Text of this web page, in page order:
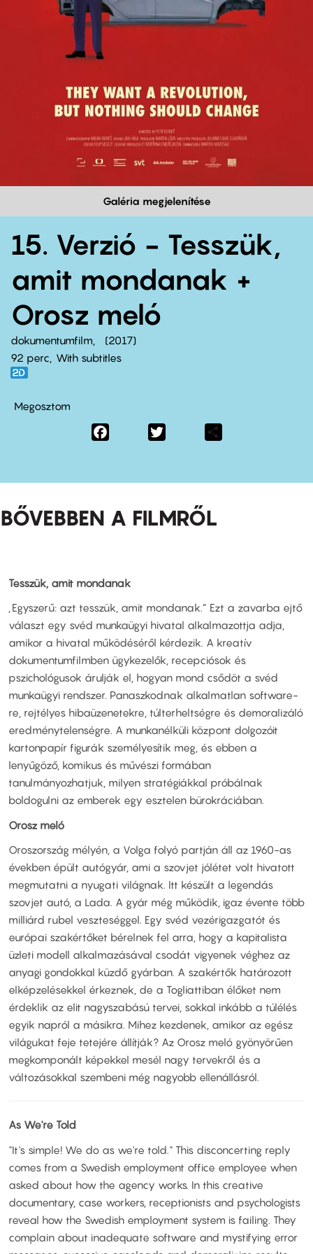
Galéria megjelenítése
15. Verzió - Tesszük,
amit mondanak +
Orosz meló
dokumentumfilm
2017
92 perc,
With subtitles
Megosztom
Facebook
BŐVEBBEN A FILMRŐL
Tesszük, amit mondanak
„Egyszerű: azt tesszük, amit mondanak.” Ezt a zavarba ejtő
választ egy svéd munkaügyi hivatal alkalmazottja adja,
amikor a hivatal működéséről kérdezik. A kreatív
dokumentumfilmben ügykezelők, recepciósok és
pszichológusok árulják el, hogyan mond csődöt a svéd
munkaügyi rendszer. Panaszkodnak alkalmatlan software-
re, rejtélyes hibaüzenetekre, túlterheltségre és demoralizáló
eredménytelenségre. A munkanélküli központ dolgozóit
kartonpapír figurák személyesítik meg, és ebben a
lenyűgöző, komikus és művészi formában
tanulmányozhatjuk, milyen stratégiákkal próbálnak
boldogulni az emberek egy esztelen bürokráciában.
Orosz meló
Oroszország mélyén, a Volga folyó partján áll az 1960-as
években épült autógyár, ami a szovjet jólétet volt hivatott
megmutatni a nyugati világnak. Itt készült a legendás
szovjet autó, a Lada. A gyár még működik, igaz évente több
milliárd rubel veszteséggel. Egy svéd vezérigazgatót és
európai szakértőket bérelnek fel arra, hogy a kapitalista
üzleti modell alkalmazásával csodát vigyenek véghez az
anyagi gondokkal küzdő gyárban. A szakértők határozott
elképzelésekkel érkeznek, de a Togliattiban élőket nem
érdeklik az elit nagyszabású tervei, sokkal inkább a túlélés
egyik napról a másikra. Mihez kezdenek, amikor az egész
világukat feje tetejére állítják? Az Orosz meló gyönyörűen
megkomponált képekkel mesél nagy tervekről és a
változásokkal szembeni még nagyobb ellenállásról.
As We're Told
"It's simple! We do as we're told." This disconcerting reply
comes from a Swedish employment office employee when
asked about how the agency works. In this creative
documentary, case workers, receptionists and psychologists
reveal how the Swedish employment system is failing. They
complain about inadequate software and mystifying error